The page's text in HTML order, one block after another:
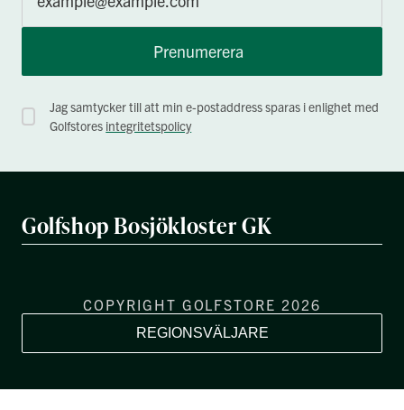
Prenumerera
Jag samtycker till att min e-postaddress sparas i enlighet med
Golfstores integritetspolicy
Golfshop Bosjökloster GK
COPYRIGHT GOLFSTORE 2026
REGIONSVÄLJARE